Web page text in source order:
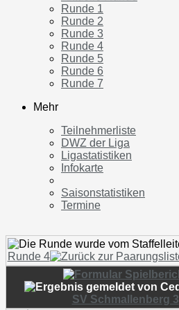
Runde 1
Runde 2
Runde 3
Runde 4
Runde 5
Runde 6
Runde 7
Mehr
Teilnehmerliste
DWZ der Liga
Ligastatistiken
Infokarte
Saisonstatistiken
Termine
Runde 4
SV Schmallenberg 3